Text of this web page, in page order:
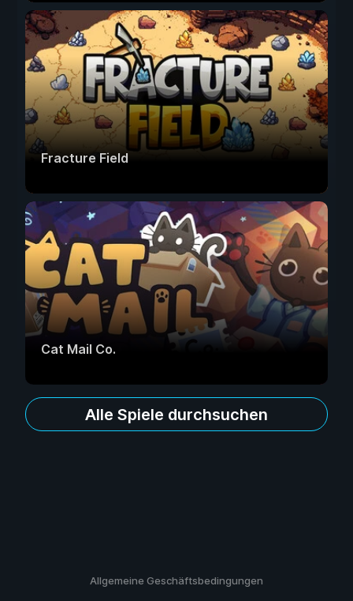
Fracture Field
Cat Mail Co.
Alle Spiele durchsuchen
Allgemeine Geschäftsbedingungen